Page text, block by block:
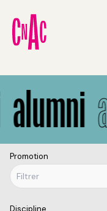
contenu
principal
Promotion
Discipline